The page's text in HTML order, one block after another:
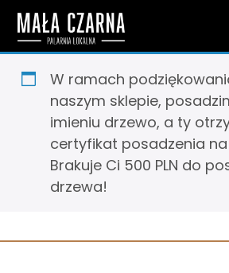
W ramach
naszym sklepie,
imieniu drzewo, a ty
certyfikat posadzenia
Brakuje Ci 500 PLN do
drzewa!